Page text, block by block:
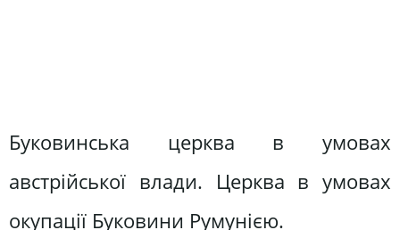
Буковинська церква в умовах
австрійської влади. Церква в умовах
окупації Буковини Румунією.